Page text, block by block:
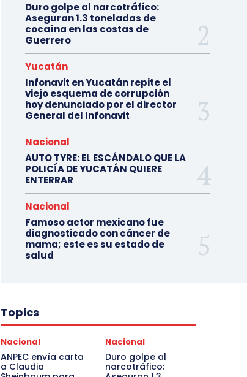
Duro golpe al narcotráfico:
Aseguran 1.3 toneladas de
cocaína en las costas de
Guerrero
Yucatán
Infonavit en Yucatán repite el
viejo esquema de corrupción
hoy denunciado por el director
General del Infonavit
Nacional
AUTO TYRE: EL ESCÁNDALO QUE LA
POLICÍA DE YUCATÁN QUIERE
ENTERRAR
Nacional
Famoso actor mexicano fue
diagnosticado con cáncer de
mama; este es su estado de
salud
Topics
Nacional
ANPEC envía carta
a Claudia
Nacional
Duro golpe al
narcotráfico: